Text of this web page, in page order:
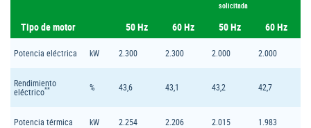
solicitada
Tipo de motor 50 Hz 60 Hz 50 Hz 60 Hz
Potencia eléctrica kW 2.300 2.300 2.000 2.000
Rendimiento
eléctrico** % 43,6 43,1 43,2 42,7
Potencia térmica kW 2.254 2.206 2.015 1.983